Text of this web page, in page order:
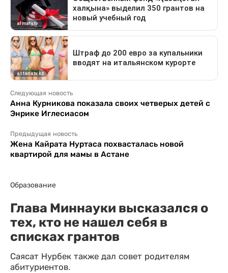
Следующая новость
Анна Курникова показала своих четверых детей с
Энрике Иглесиасом
Предыдущая новость
Жена Кайрата Нуртаса похвасталась новой
квартирой для мамы в Астане
Образование
Глава Миннауки высказался о
тех, кто не нашел себя в
списках грантов
Саясат Нурбек также дал совет родителям
абитуриентов.